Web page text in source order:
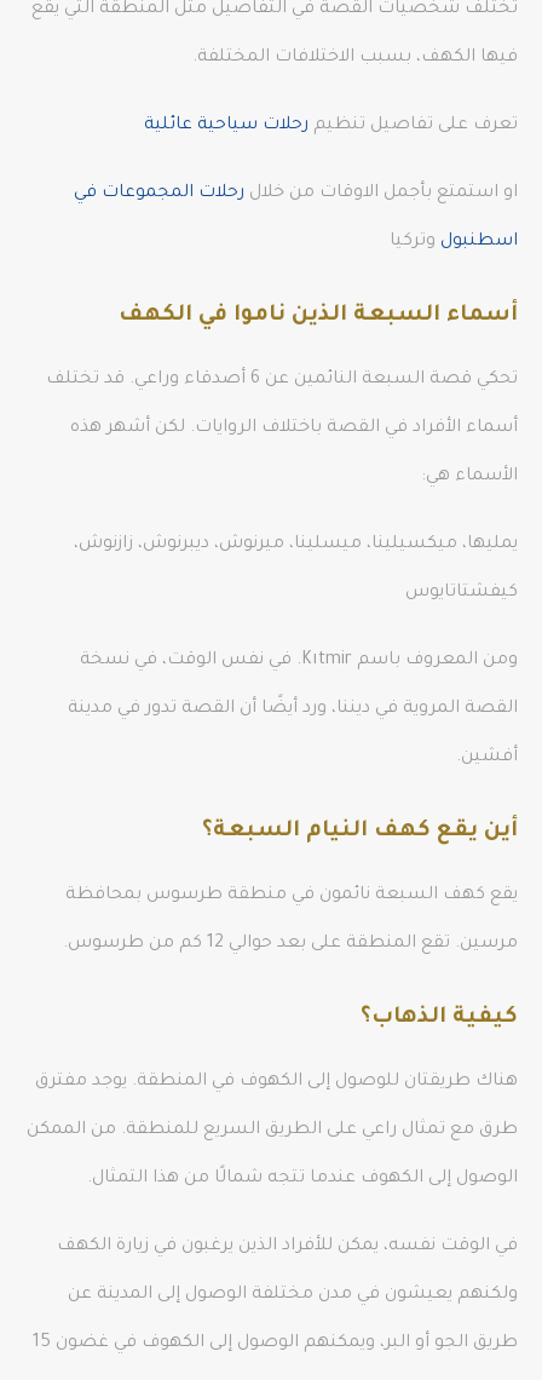
تختلف شخصيات القصة في التفاصيل مثل المنطقة التي يقع
فيها الكهف، بسبب الاختلافات المختلفة.
تعرف على تفاصيل تنظيم رحلات سياحية عائلية
او استمتع بأجمل الاوقات من خلال رحلات المجموعات في
اسطنبول وتركيا
أسماء السبعة الذين ناموا في الكهف
تحكي قصة السبعة النائمين عن 6 أصدقاء وراعي. قد تختلف
أسماء الأفراد في القصة باختلاف الروايات. لكن أشهر هذه
الأسماء هي:
يمليها، ميكسيلينا، ميسلينا، ميرنوش، ديبرنوش، زازنوش،
كيفشتاتايوس
ومن المعروف باسم Kıtmir. في نفس الوقت، في نسخة
القصة المروية في ديننا، ورد أيضًا أن القصة تدور في مدينة
أفشين.
أين يقع كهف النيام السبعة؟
يقع كهف السبعة نائمون في منطقة طرسوس بمحافظة
مرسين. تقع المنطقة على بعد حوالي 12 كم من طرسوس.
كيفية الذهاب؟
هناك طريقتان للوصول إلى الكهوف في المنطقة. يوجد مفترق
طرق مع تمثال راعي على الطريق السريع للمنطقة. من الممكن
الوصول إلى الكهوف عندما تتجه شمالًا من هذا التمثال.
في الوقت نفسه، يمكن للأفراد الذين يرغبون في زيارة الكهف
ولكنهم يعيشون في مدن مختلفة الوصول إلى المدينة عن
طريق الجو أو البر، ويمكنهم الوصول إلى الكهوف في غضون 15